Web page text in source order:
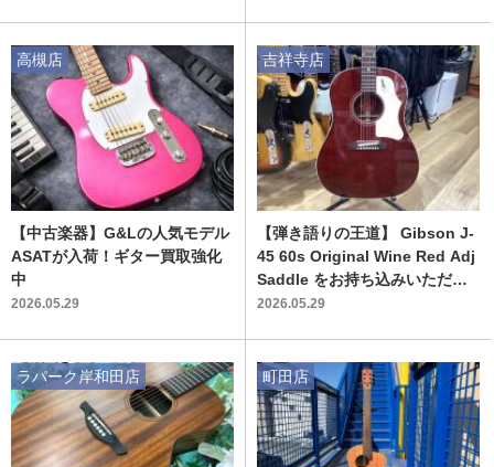
【中古楽器】G&Lの人気モデル
ASATが入荷！ギター買取強化
中
2026.05.29
高槻店
【弾き語りの王道】 Gibson J-
45 60s Original Wine Red Adj
Saddle をお持ち込みいただき
ました！
2026.05.29
吉祥寺店
ラパーク岸和田店 町田店